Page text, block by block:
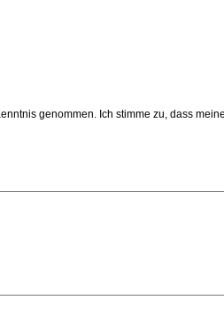
genommen. Ich stimme zu, dass